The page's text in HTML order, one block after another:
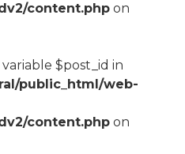
content.phpon
$post_id in
public_html/web-
content.phpon